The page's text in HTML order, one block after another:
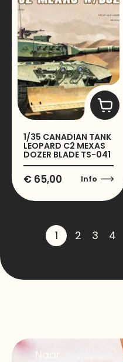
1/35 CANADIAN TANK
LEOPARD C2 MEXAS
DOZER BLADE TS-041
€ 65,00 Info
1 2 3 4
Naar